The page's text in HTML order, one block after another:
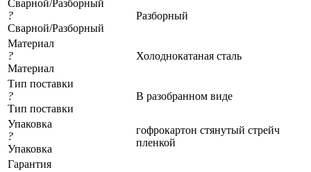
Сварной/Разборный
?
Сварной/Разборный
Разборный
Материал
?
Материал
Холоднокатаная сталь
Тип поставки
?
Тип поставки
В разобранном виде
Упаковка
?
Упаковка
гофрокартон стянутый стрейч
пленкой
Гарантия